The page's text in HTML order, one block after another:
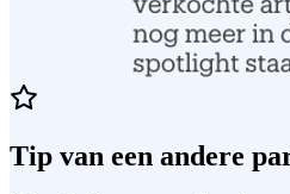
Tip van een andere